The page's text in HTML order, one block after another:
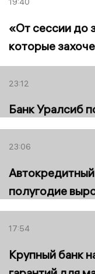
«От сессии до
которые
23:12
Банк Уралсиб
23:06
полугодие
17:54
Крупный банк